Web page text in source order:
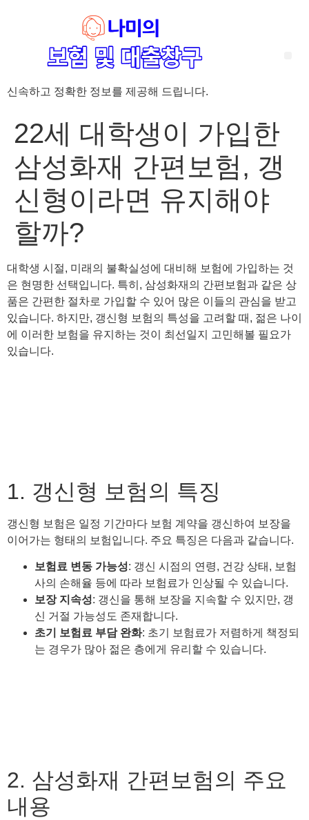
신속하고 정확한 정보를 제공해 드립니다.
22세 대학생이 가입한
삼성화재 간편보험, 갱
신형이라면 유지해야
할까?
대학생 시절, 미래의 불확실성에 대비해 보험에 가입하는 것
은 현명한 선택입니다. 특히, 삼성화재의 간편보험과 같은 상
품은 간편한 절차로 가입할 수 있어 많은 이들의 관심을 받고
있습니다. 하지만, 갱신형 보험의 특성을 고려할 때, 젊은 나이
에 이러한 보험을 유지하는 것이 최선일지 고민해볼 필요가
있습니다.
1. 갱신형 보험의 특징
갱신형 보험은 일정 기간마다 보험 계약을 갱신하여 보장을
이어가는 형태의 보험입니다. 주요 특징은 다음과 같습니다.
보험료 변동 가능성: 갱신 시점의 연령, 건강 상태, 보험
사의 손해율 등에 따라 보험료가 인상될 수 있습니다.
보장 지속성: 갱신을 통해 보장을 지속할 수 있지만, 갱
신 거절 가능성도 존재합니다.
초기 보험료 부담 완화: 초기 보험료가 저렴하게 책정되
는 경우가 많아 젊은 층에게 유리할 수 있습니다.
2. 삼성화재 간편보험의 주요
내용